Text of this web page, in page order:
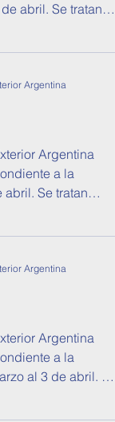
abril. Se tratan
Argentina
Argentina
a la
abril. Se tratan
Argentina
Argentina
a la
al 3 de abril. Se